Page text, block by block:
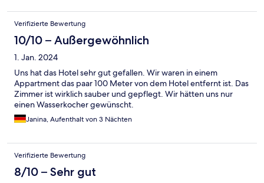
Verifizierte Bewertung
10/10 – Außergewöhnlich
1. Jan. 2024
Uns hat das Hotel sehr gut gefallen. Wir waren in einem
Appartment das paar 100 Meter von dem Hotel entfernt ist. Das
Zimmer ist wirklich sauber und gepflegt. Wir hätten uns nur
einen Wasserkocher gewünscht.
Janina, Aufenthalt von 3 Nächten
Verifizierte Bewertung
8/10 – Sehr gut